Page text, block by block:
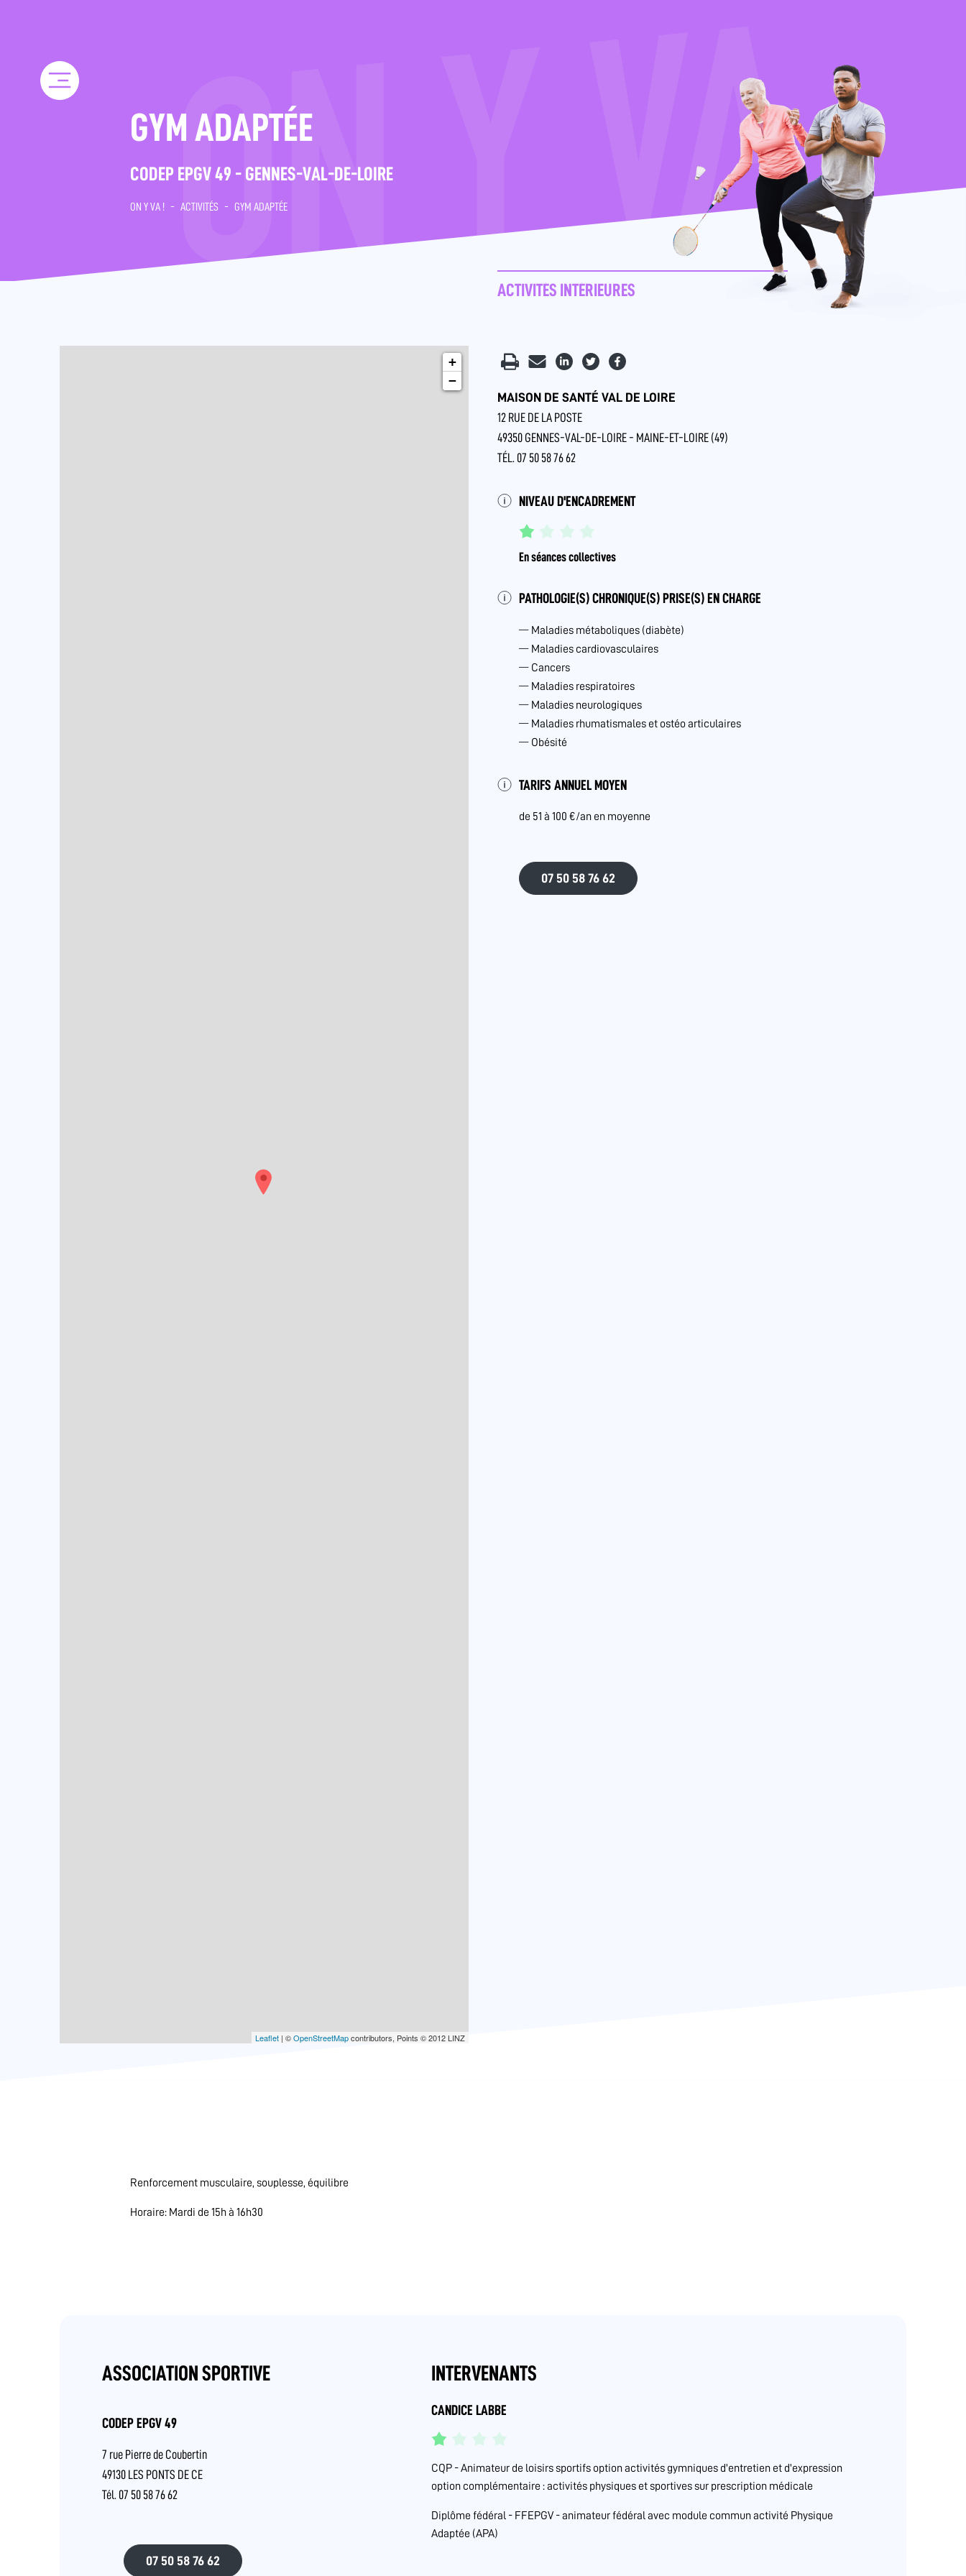
GYM ADAPTÉE
CODEP EPGV 49 - GENNES-VAL-DE-LOIRE
ON Y VA ! - ACTIVITÉS - GYM ADAPTÉE
+
−
Leaflet | ©OpenStreetMapcontributors, Points © 2012 LINZ
ACTIVITÉS INTÉRIEURES
MAISON DE SANTÉ VAL DE LOIRE
12 RUE DE LA POSTE
49350 GENNES-VAL-DE-LOIRE - MAINE-ET-LOIRE (49)
TÉL. 07 50 58 76 62
NIVEAU D'ENCADREMENT
En séances collectives
PATHOLOGIE(S) CHRONIQUE(S) PRISE(S) EN CHARGE
Maladies métaboliques (diabète)
Maladies cardiovasculaires
Cancers
Maladies respiratoires
Maladies neurologiques
Maladies rhumatismales et ostéo articulaires
Obésité
TARIFS ANNUEL MOYEN
de 51 à 100 €/an en moyenne
07 50 58 76 62
Renforcement musculaire, souplesse, équilibre
Horaire: Mardi de 15h à 16h30
ASSOCIATION SPORTIVE
CODEP EPGV 49
7 rue Pierre de Coubertin
49130 LES PONTS DE CE
Tél. 07 50 58 76 62
07 50 58 76 62
INTERVENANTS
CANDICE LABBE
CQP - Animateur de loisirs sportifs option activités gymniques d'entretien et d'expression
option complémentaire : activités physiques et sportives sur prescription médicale
Diplôme fédéral - FFEPGV - animateur fédéral avec module commun activité Physique
Adaptée (APA)